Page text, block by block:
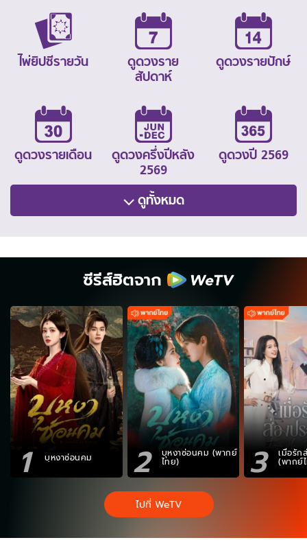
ไพ่ยิปซีรายวัน
ดูดวงราย
สัปดาห์
ดูดวงรายปักษ์
ดูดวงรายเดือน
ดูดวงครึ่งปีหลัง
2569
ดูดวงปี 2569
ดูทั้งหมด
ซีรีส์ฮิตจาก
1 บุหงาซ่อนคม 2 บุหงาซ่อนคม (พากย์
ไทย) 3 เมื่อรัก
(พากย์
ไปที่ WeTV